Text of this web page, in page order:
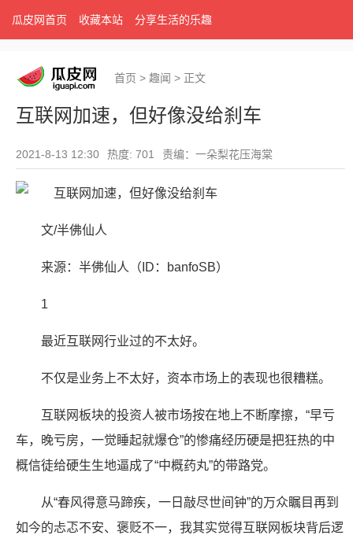
瓜皮网首页 收藏本站 分享生活的乐趣
首页 > 趣闻 > 正文
互联网加速，但好像没给刹车
2021-8-13 12:30 热度: 701 责编：一朵梨花压海棠
文/半佛仙人
来源：半佛仙人（ID：banfoSB）
1
最近互联网行业过的不太好。
不仅是业务上不太好，资本市场上的表现也很糟糕。
互联网板块的投资人被市场按在地上不断摩擦，“早亏
车，晚亏房，一觉睡起就爆仓”的惨痛经历硬是把狂热的中
概信徒给硬生生地逼成了“中概药丸”的带路党。
从“春风得意马蹄疾，一日敲尽世间钟”的万众瞩目再到
如今的忐忑不安、褒贬不一，我其实觉得互联网板块背后逻